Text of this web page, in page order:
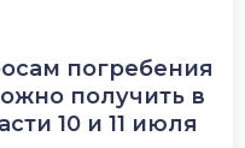
погребения
получить в
10 и 11 июля